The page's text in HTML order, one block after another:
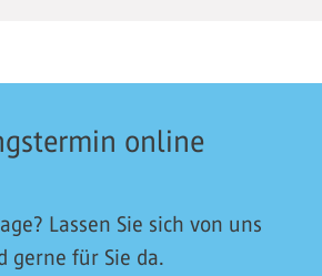
online
Lassen Sie sich von uns
gerne für Sie da.